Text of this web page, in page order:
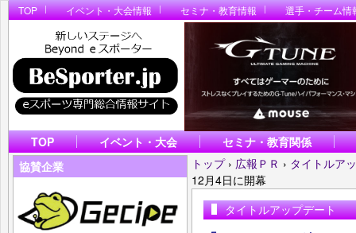
TOP イベント・大会情報 セミナ・教育情報 選手・チーム情
TOP イベント・大会
セミナ・教育関係
協賛企業
トップ › 広報ＰＲ › タイトルア
12月4日に開幕
タイトルアップデート